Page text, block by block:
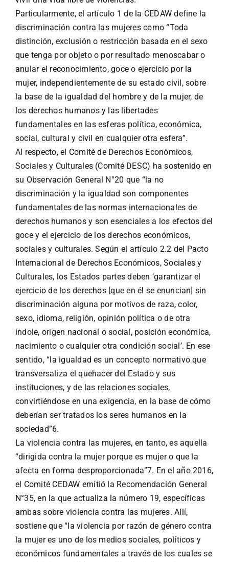
Particularmente, el artículo 1 de la CEDAW define la
discriminación contra las mujeres como “Toda
distinción, exclusión o restricción basada en el sexo
que tenga por objeto o por resultado menoscabar o
anular el reconocimiento, goce o ejercicio por la
mujer, independientemente de su estado civil, sobre
la base de la igualdad del hombre y de la mujer, de
los derechos humanos y las libertades
fundamentales en las esferas política, económica,
social, cultural y civil en cualquier otra esfera”.
Al respecto, el Comité de Derechos Económicos,
Sociales y Culturales (Comité DESC) ha sostenido en
su Observación General N°20 que “la no
discriminación y la igualdad son componentes
fundamentales de las normas internacionales de
derechos humanos y son esenciales a los efectos del
goce y el ejercicio de los derechos económicos,
sociales y culturales. Según el artículo 2.2 del Pacto
Internacional de Derechos Económicos, Sociales y
Culturales, los Estados partes deben ‘garantizar el
ejercicio de los derechos [que en él se enuncian] sin
discriminación alguna por motivos de raza, color,
sexo, idioma, religión, opinión política o de otra
índole, origen nacional o social, posición económica,
nacimiento o cualquier otra condición social’. En ese
sentido, “la igualdad es un concepto normativo que
transversaliza el quehacer del Estado y sus
instituciones, y de las relaciones sociales,
convirtiéndose en una exigencia, en la base de cómo
deberían ser tratados los seres humanos en la
sociedad”6.
La violencia contra las mujeres, en tanto, es aquella
“dirigida contra la mujer porque es mujer o que la
afecta en forma desproporcionada”7. En el año 2016,
el Comité CEDAW emitió la Recomendación General
N°35, en la que actualiza la número 19, específicas
ambas sobre violencia contra las mujeres. Allí,
sostiene que “la violencia por razón de género contra
la mujer es uno de los medios sociales, políticos y
económicos fundamentales a través de los cuales se